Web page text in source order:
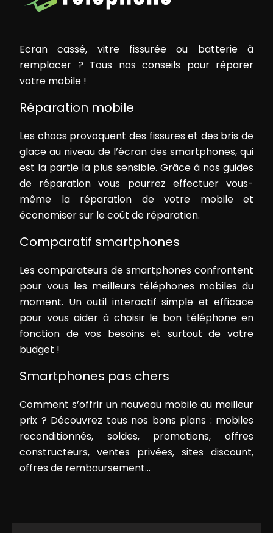
Ecran cassé, vitre fissurée ou batterie à
remplacer ? Tous nos conseils pour réparer
votre mobile !
Réparation mobile
Les chocs provoquent des fissures et des bris de
glace au niveau de l’écran des smartphones, qui
est la partie la plus sensible. Grâce à nos guides
de réparation vous pourrez effectuer vous-
même la réparation de votre mobile et
économiser sur le coût de réparation.
Comparatif smartphones
Les comparateurs de smartphones confrontent
pour vous les meilleurs téléphones mobiles du
moment. Un outil interactif simple et efficace
pour vous aider à choisir le bon téléphone en
fonction de vos besoins et surtout de votre
budget !
Smartphones pas chers
Comment s’offrir un nouveau mobile au meilleur
prix ? Découvrez tous nos bons plans : mobiles
reconditionnés, soldes, promotions, offres
constructeurs, ventes privées, sites discount,
offres de remboursement…